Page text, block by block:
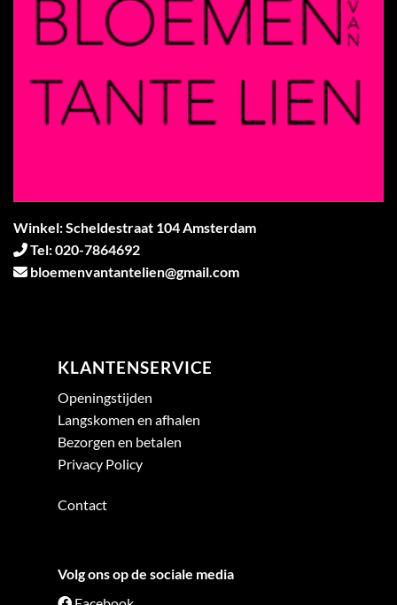
Winkel: Scheldestraat 104 Amsterdam
Tel: 020-7864692
bloemenvantantelien@gmail.com
KLANTENSERVICE
Openingstijden
Langskomen en afhalen
Bezorgen en betalen
Privacy Policy
Contact
Volg ons op de sociale media